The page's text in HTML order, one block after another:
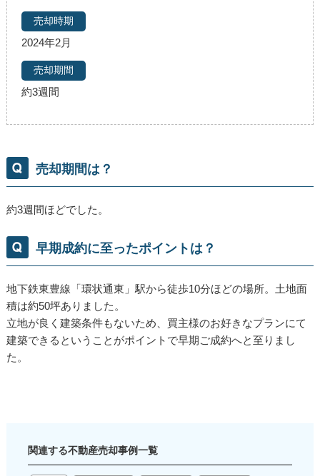
2024年2月
約3週間
売却期間は？
約3週間ほどでした。
早期成約に至ったポイントは？
地下鉄東豊線「環状通東」駅から徒歩10分ほどの場所。土地面
積は約50坪ありました。
立地が良く建築条件もないため、買主様のお好きなプランにて
建築できるということがポイントで早期ご成約へと至りまし
た。
関連する不動産売却事例一覧